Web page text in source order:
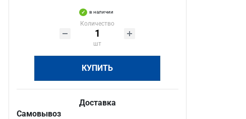
в наличии
Количество
шт
КУПИТЬ
Доставка
Самовывоз